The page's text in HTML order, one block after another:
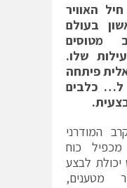
האוויר
בעולם
מטוסים
שלו.
פיתחה
כלבים
המודרני
כוח
יכולת לבצע
מטענים,